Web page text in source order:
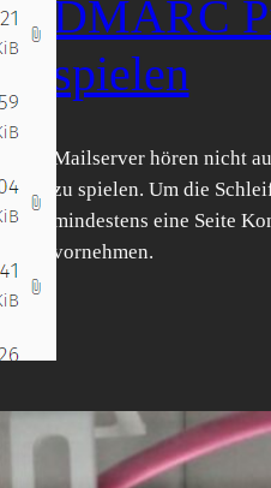
DMARC
spielen
Mailserver hören nicht
zu spielen. Um die
mindestens eine Seite
vornehmen.
Sophos